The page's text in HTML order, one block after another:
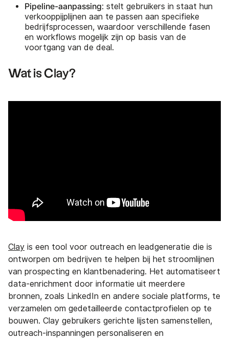
Pipeline-aanpassing: stelt gebruikers in staat hun
verkooppijplijnen aan te passen aan specifieke
bedrijfsprocessen, waardoor verschillende fasen
en workflows mogelijk zijn op basis van de
voortgang van de deal.
Wat is Clay?
Clay is een tool voor outreach en leadgeneratie die is
ontworpen om bedrijven te helpen bij het stroomlijnen
van prospecting en klantbenadering. Het automatiseert
data-enrichment door informatie uit meerdere
bronnen, zoals LinkedIn en andere sociale platforms, te
verzamelen om gedetailleerde contactprofielen op te
bouwen. Clay gebruikers gerichte lijsten samenstellen,
outreach-inspanningen personaliseren en